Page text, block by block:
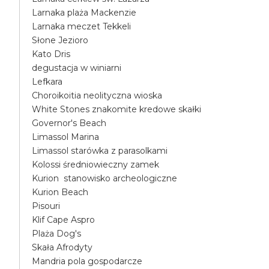
Larnaka plaża Mackenzie
Larnaka meczet Tekkeli
Słone Jezioro
Kato Dris
degustacja w winiarni
Lefkara
Choroikoitia neolityczna wioska
White Stones znakomite kredowe skałki
Governor's Beach
Limassol Marina
Limassol starówka z parasolkami
Kolossi średniowieczny zamek
Kurion stanowisko archeologiczne
Kurion Beach
Pisouri
Klif Cape Aspro
Plaża Dog's
Skała Afrodyty
Mandria pola gospodarcze